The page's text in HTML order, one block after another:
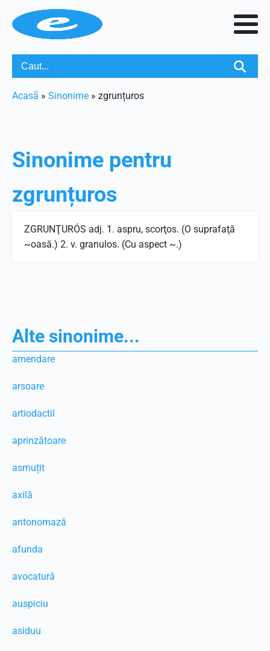
Acasã » Sinonime » zgrunțuros
Sinonime pentru
zgrunțuros
ZGRUNŢURÓS adj. 1. aspru, scorţos. (O suprafaţă
~oasă.) 2. v. granulos. (Cu aspect ~.)
Alte sinonime...
amendare
arsoare
artiodactil
aprinzătoare
asmuțit
axilă
antonomază
afunda
avocatură
auspiciu
asiduu